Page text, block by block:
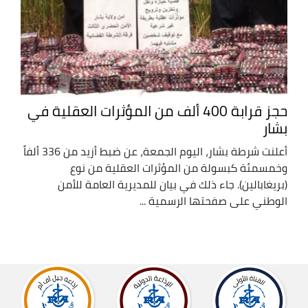
حجز قرابة 400 ألف من المؤثرات العقلية في
بشار
أعلنت شرطة بشار، اليوم الجمعة، عن ضبط أزيد من 336 ألفاً
وخمسمئة كبسولة من المؤثرات العقلية من نوع
(بريغابالين). جاء ذلك في بيان للمديرية العامة للأمن
الوطني على صفحتها الرسمية ...